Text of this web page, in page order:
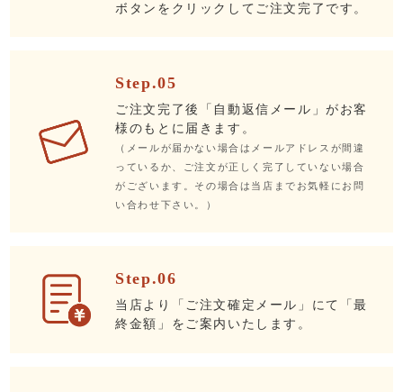
ボタンをクリックしてご注文完了です。
Step.05
ご注文完了後「自動返信メール」がお客
様のもとに届きます。
（メールが届かない場合はメールアドレスが間違
っているか、ご注文が正しく完了していない場合
がございます。その場合は当店までお気軽にお問
い合わせ下さい。）
Step.06
当店より「ご注文確定メール」にて「最
終金額」をご案内いたします。